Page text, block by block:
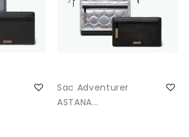
Sac Adventurer
ASTANA...